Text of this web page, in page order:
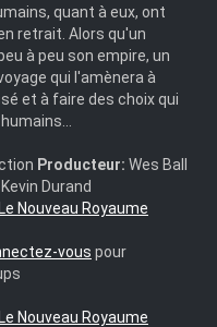
quant à eux, ont
retrait. Alors qu'un
à peu son empire, un
qui l'amènera à
et à faire des choix qui
Producteur: Wes Ball
Durand
Nouveau Royaume
vous pour
Nouveau Royaume